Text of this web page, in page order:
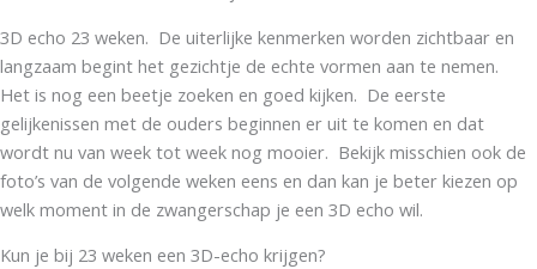
3D echo 23 weken. De uiterlijke kenmerken worden zichtbaar en
langzaam begint het gezichtje de echte vormen aan te nemen.
Het is nog een beetje zoeken en goed kijken. De eerste
gelijkenissen met de ouders beginnen er uit te komen en dat
wordt nu van week tot week nog mooier. Bekijk misschien ook de
foto’s van de volgende weken eens en dan kan je beter kiezen op
welk moment in de zwangerschap je een 3D echo wil.
Kun je bij 23 weken een 3D-echo krijgen?